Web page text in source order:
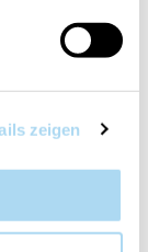
zeigen
Medium
Jar